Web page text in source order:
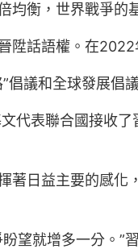
均衡，世界戰爭的
陞話語權。在
倡議和全球發展
代表聯合國接收
著日益主要的感
望就增多一分。”